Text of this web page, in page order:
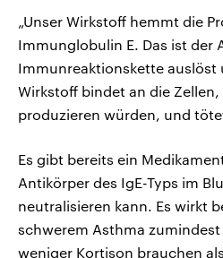
„Unser Wirkstoff hemmt die
Immunglobulin E. Das ist der
Immunreaktionskette auslöst
Wirkstoff bindet an die
produzieren würden, und
Es gibt bereits ein
Antikörper des IgE-Typs im
neutralisieren kann. Es wirkt
schwerem Asthma
weniger Kortison brauchen